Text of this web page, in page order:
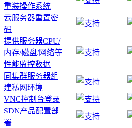
重装操作系统
云服务器重置密
码
提供服务器CPU/
内存/磁盘/网络等
性能监控数据
同集群服务器组
建私网环境
VNC控制台登录
SDN产品配置部
署